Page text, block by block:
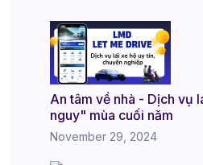
An tâm về nhà - Dịch vụ
nguy" mùa cuối năm
November 29, 2024